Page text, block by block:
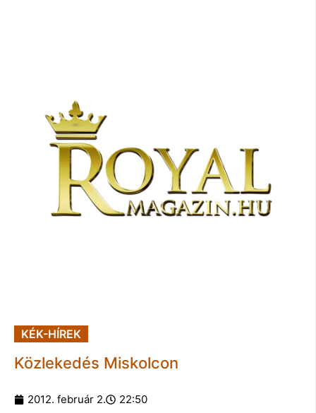
KÉK-HÍREK
Közlekedés Miskolcon
2012. február 2. 22:50